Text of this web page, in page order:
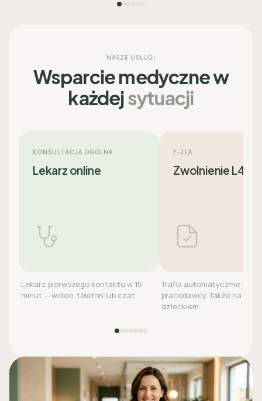
NASZE USŁUGI
Wsparcie medyczne w
każdejsytuacji
KONSULTACJA OGÓLNA
Lekarz online
Lekarz pierwszego kontaktu w 15
minut — wideo, telefon lub czat.
E-ZLA
Zwolnienie L4
Trafia automatycznie do
pracodawcy. Także na
dzieckiem.